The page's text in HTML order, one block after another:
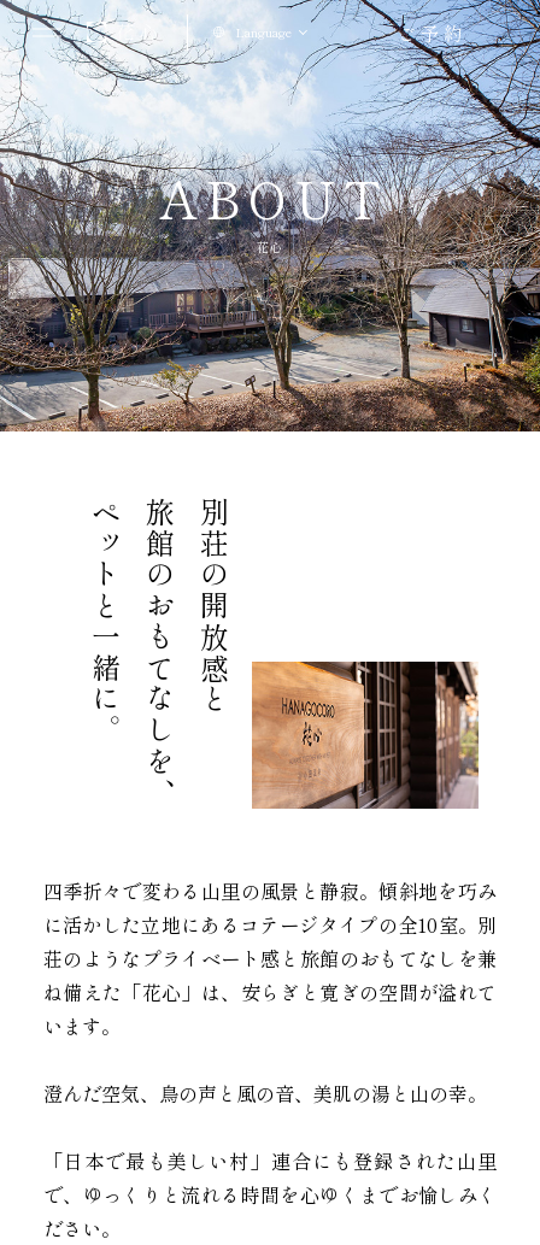
Language ご予約
ABOUT
花心
別荘の開放感と
旅館のおもてなしを、
ペットと一緒に。
四季折々で変わる山里の風景と静寂。傾斜地を巧み
に活かした立地にあるコテージタイプの全10室。別
荘のようなプライベート感と旅館のおもてなしを兼
ね備えた「花心」は、安らぎと寛ぎの空間が溢れて
います。
澄んだ空気、鳥の声と風の音、美肌の湯と山の幸。
「日本で最も美しい村」連合にも登録された山里
で、ゆっくりと流れる時間を心ゆくまでお愉しみく
ださい。